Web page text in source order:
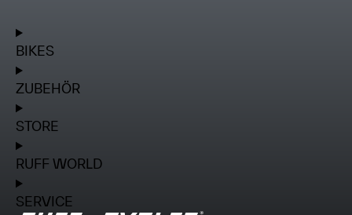
BIKES
ZUBEHÖR
STORE
RUFF WORLD
SERVICE